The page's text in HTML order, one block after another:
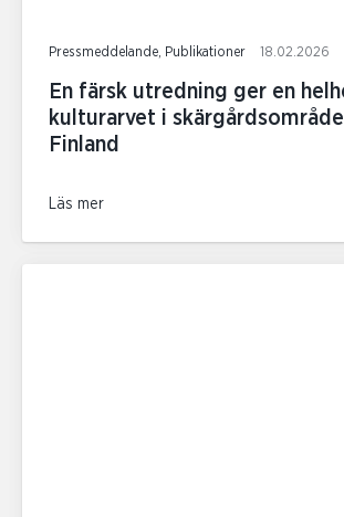
Pressmeddelande, Publikationer 18.02.2026
En färsk utredning ger en
kulturarvet i
Finland
Läs mer